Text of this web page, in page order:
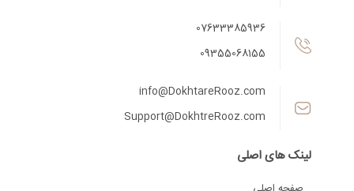
07633385936
09355068155
info@DokhtareRooz.com
Support@DokhtreRooz.com
لینک های اصلی